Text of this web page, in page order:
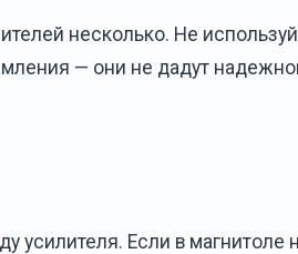
несколько. Не
— они не дадут
усилителя. Если в магнитоле